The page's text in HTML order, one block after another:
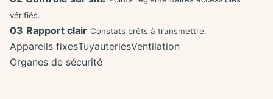
vérifiés.
03 Rapport clair Constats prêts à transmettre.
Appareils fixesTuyauteriesVentilation
Organes de sécurité